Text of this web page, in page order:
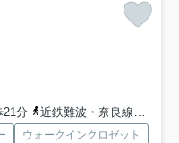
21分
近鉄難波・奈良線「大和西大寺」駅 バス8分 「秋篠西」 停歩4分
ウォークインクロゼット